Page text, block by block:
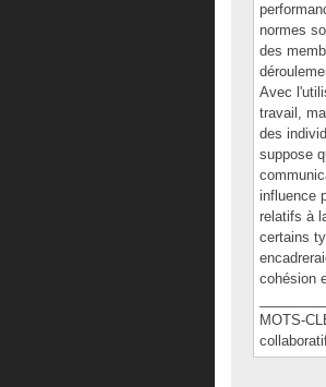
normes
des
Avec
travail,
des
suppose
influence
relatifs à
certains
cohésion
MOTS-